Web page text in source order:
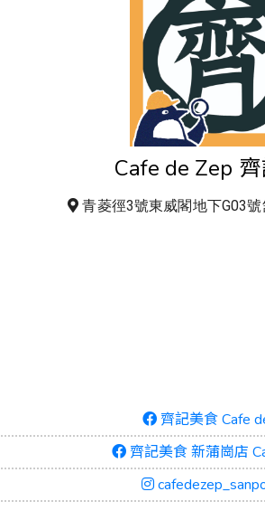
Cafe de Zep
青菱徑3號東威閣地下G03號
齊記美食 Cafe
齊記美食 新蒲崗店